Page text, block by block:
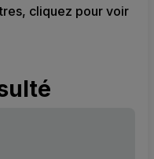
cliquez pour voir